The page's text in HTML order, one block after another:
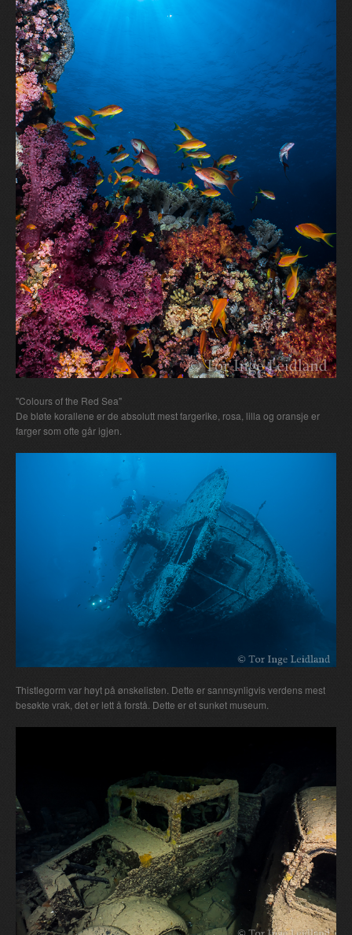
"Colours of the Red Sea"
De bløte korallene er de absolutt mest fargerike, rosa, lilla og oransje er
farger som ofte går igjen.
Thistlegorm var høyt på ønskelisten. Dette er sannsynligvis verdens mest
besøkte vrak, det er lett å forstå. Dette er et sunket museum.